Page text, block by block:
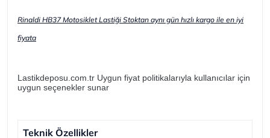
Rinaldi HB37 Motosiklet Lastiği Stoktan aynı gün hızlı kargo ile en iyi
fiyata
Lastikdeposu.com.tr Uygun fiyat politikalarıyla kullanıcılar için
uygun seçenekler sunar
Teknik Özellikler